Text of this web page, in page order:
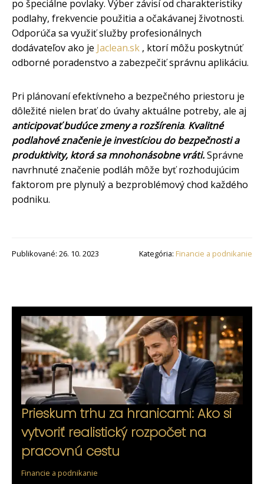
po špeciálne povlaky. Výber závisí od charakteristiky
podlahy, frekvencie použitia a očakávanej životnosti.
Odporúča sa využiť služby profesionálnych
dodávateľov ako je Jaclean.sk , ktorí môžu poskytnúť
odborné poradenstvo a zabezpečiť správnu aplikáciu.
Pri plánovaní efektívneho a bezpečného priestoru je
dôležité nielen brať do úvahy aktuálne potreby, ale aj
anticipovať budúce zmeny a rozšírenia. Kvalitné
podlahové značenie je investíciou do bezpečnosti a
produktivity, ktorá sa mnohonásobne vráti.Správne
navrhnuté značenie podláh môže byť rozhodujúcim
faktorom pre plynulý a bezproblémový chod každého
podniku.
Publikované: 26. 10. 2023 Kategória: Financie a podnikanie
Prieskum trhu za hranicami: Ako si
vytvoriť realistický rozpočet na
pracovnú cestu
Financie a podnikanie